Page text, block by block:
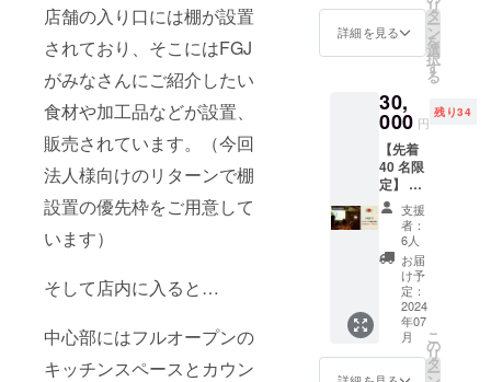
店舗の入り口には棚が設置
されており、そこにはFGJ
がみなさんにご紹介したい
食材や加工品などが設置、
販売されています。（今回
法人様向けのリターンで棚
設置の優先枠をご用意して
います）
そして店内に入ると…
中心部にはフルオープンの
キッチンスペースとカウン
いて
私たちは、
生産者と消
費者が分か
ち合うため
のコミュニ
ティです。
生産者、消
費者、そし
てその橋渡
し役である
飲食店が関
わり合うこ
とで、それ
認くだ
さい。
枚と、
プレ
オープ
ン『心
へご招
待！ ※
１, お食
事券の
有効期
間は
2024年
12月末
までと
させて
いただ
きま
す。 ※
２, 『心
旬会』
の開催
詳細を見る
リ
タ
ー
ン
を
選
択
す
る
30,
000 円
残り34
【先着
40 名限
定】 お
食事券
4枚＋プ
レオー
プン優
先ご招
6,000円
の食事
券を4枚
と、
『食の
支援
者：
6人
お届
け予
定：
2024
年07
月
こ
の
リ
タ
ー